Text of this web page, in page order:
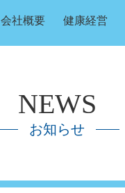
会社概要 健康経営
NEWS
お知らせ